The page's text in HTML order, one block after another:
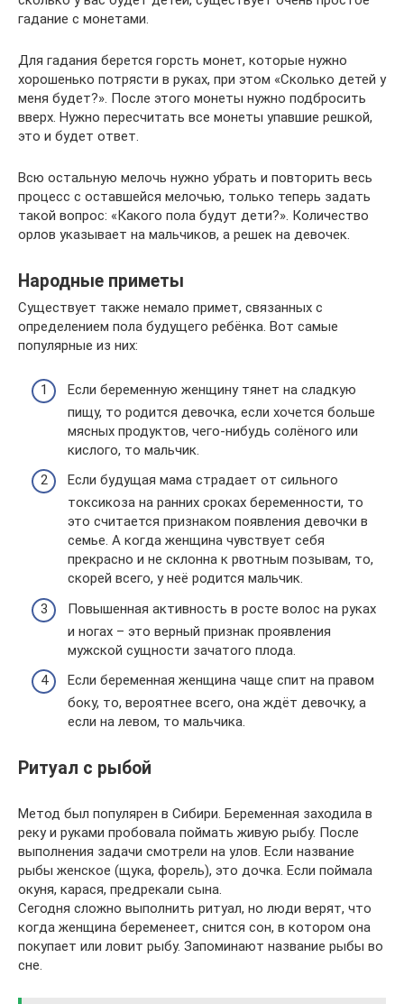
гадание с монетами.
Для гадания берется горсть монет, которые нужно
хорошенько потрясти в руках, при этом «Сколько детей у
меня будет?». После этого монеты нужно подбросить
вверх. Нужно пересчитать все монеты упавшие решкой,
это и будет ответ.
Всю остальную мелочь нужно убрать и повторить весь
процесс с оставшейся мелочью, только теперь задать
такой вопрос: «Какого пола будут дети?». Количество
орлов указывает на мальчиков, а решек на девочек.
Народные приметы
Существует также немало примет, связанных с
определением пола будущего ребёнка. Вот самые
популярные из них:
Если беременную женщину тянет на сладкую
пищу, то родится девочка, если хочется больше
мясных продуктов, чего-нибудь солёного или
кислого, то мальчик.
Если будущая мама страдает от сильного
токсикоза на ранних сроках беременности, то
это считается признаком появления девочки в
семье. А когда женщина чувствует себя
прекрасно и не склонна к рвотным позывам, то,
скорей всего, у неё родится мальчик.
Повышенная активность в росте волос на руках
и ногах – это верный признак проявления
мужской сущности зачатого плода.
Если беременная женщина чаще спит на правом
боку, то, вероятнее всего, она ждёт девочку, а
если на левом, то мальчика.
Ритуал с рыбой
Метод был популярен в Сибири. Беременная заходила в
реку и руками пробовала поймать живую рыбу. После
выполнения задачи смотрели на улов. Если название
рыбы женское (щука, форель), это дочка. Если поймала
окуня, карася, предрекали сына.
Сегодня сложно выполнить ритуал, но люди верят, что
когда женщина беременеет, снится сон, в котором она
покупает или ловит рыбу. Запоминают название рыбы во
сне.